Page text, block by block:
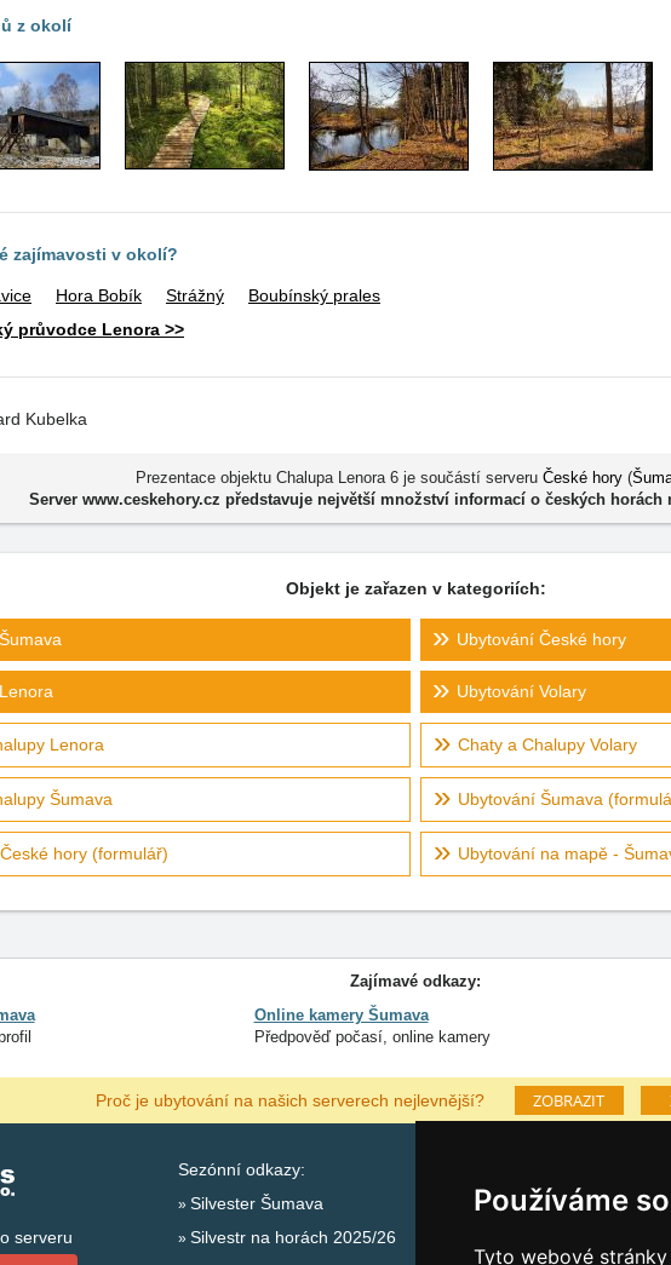
Používáme
Tyto webové
z okolí
zajímavosti v okolí?
Hora Bobík Strážný
Boubínský prales
průvodce Lenora >>
Kubelka
Prezentace objektu Chalupa Lenora 6 je součástí serveru České hory (
Server www.ceskehory.cz představuje největší množství informací o českých horách
Objekt je zařazen v kategoriích:
Ubytování České hory
Ubytování Volary
Lenora Chaty a Chalupy Volary
Šumava Ubytování Šumava
hory (formulář) Ubytování na mapě -
Zajímavé odkazy:
Online kamery Šumava
Předpověď počasí, online kamery
Proč je ubytování na našich serverech nejlevnější? ZOBRAZIT
serveru
Sezónní odkazy:
Silvester Šumava
Silvestr na horách 2025/26
Lastminute Šumava